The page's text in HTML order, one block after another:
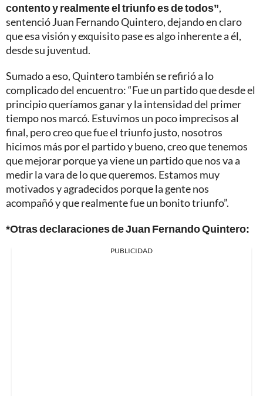
contento y realmente el triunfo es de todos”,
sentenció Juan Fernando Quintero, dejando en claro
que esa visión y exquisito pase es algo inherente a él,
desde su juventud.
Sumado a eso, Quintero también se refirió a lo
complicado del encuentro: “Fue un partido que desde el
principio queríamos ganar y la intensidad del primer
tiempo nos marcó. Estuvimos un poco imprecisos al
final, pero creo que fue el triunfo justo, nosotros
hicimos más por el partido y bueno, creo que tenemos
que mejorar porque ya viene un partido que nos va a
medir la vara de lo que queremos. Estamos muy
motivados y agradecidos porque la gente nos
acompañó y que realmente fue un bonito triunfo”.
*Otras declaraciones de Juan Fernando Quintero:
PUBLICIDAD